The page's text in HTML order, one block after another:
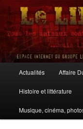
Aller
contenu
principalLe
principal
Actualités Affaire
Histoire et littérature
Musique, cinéma,